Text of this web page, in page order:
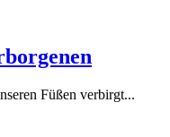
Füßen verbirgt...